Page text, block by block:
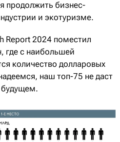
продолжить бизнес-
и экотуризме.
Report 2024 поместил
где с наибольшей
количество долларовых
наш топ-75 не даст
будущем.